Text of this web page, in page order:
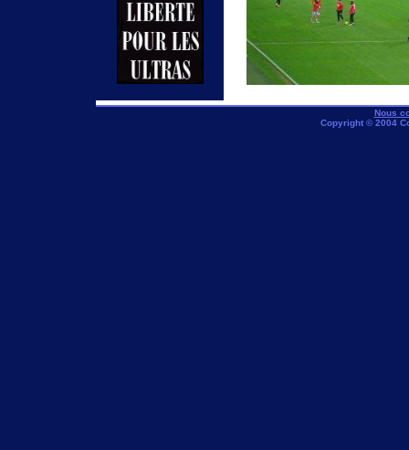
Nous
Copyright © 2004